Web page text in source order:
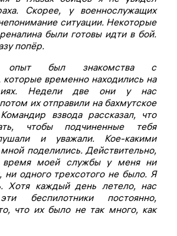
Скорее, у военнослужащих
ситуации. Некоторые
были готовы идти в бой.
попёр.
опыт был знакомства с
которые временно находились на
Недели две они у нас
их отправили на бахмутское
взвода рассказал, что
чтобы подчиненные тебя
и уважали. Кое-какими
поделились. Действительно,
время моей службы у меня ни
ни одного трехсотого не было. Я
Хотя каждый день летело, нас
беспилотники постоянно,
что их было не так много, как